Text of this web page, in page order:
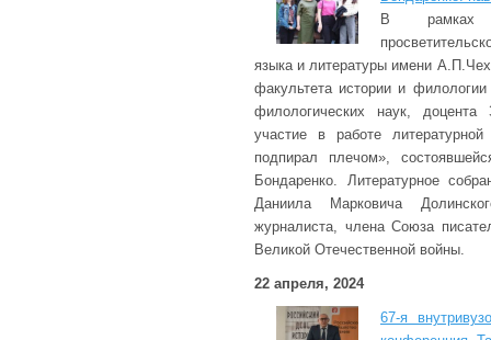
В рамках
языка и литературы имени
факультета истории и
филологических наук, доцента
участие в работе
подпирал плечом»,
Бондаренко. Литературное
Даниила Марковича
журналиста, члена Союза
Великой Отечественной войны.
22 апреля, 2024
67-я